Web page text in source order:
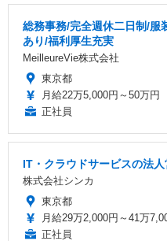
総務事務/完全週休二日制/服
あり/福利厚生充実
MeilleureVie株式会社
東京都
月給22万5,000円～50万円
正社員
IT・クラウドサービスの法人
株式会社シンカ
東京都
月給29万2,000円～41万
正社員